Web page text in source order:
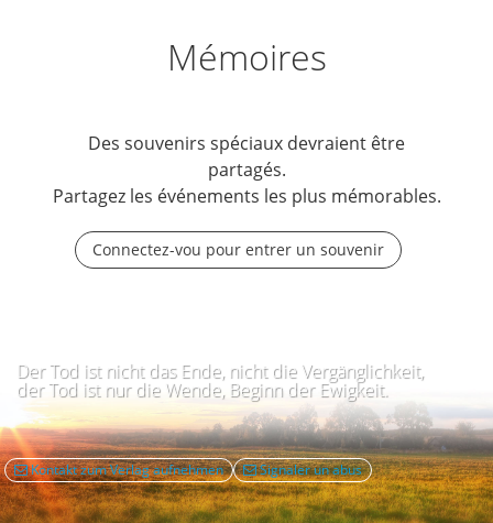
Mémoires
Des souvenirs spéciaux devraient être
partagés.
Partagez les événements les plus mémorables.
Connectez-vou pour entrer un souvenir
Der Tod ist nicht das Ende, nicht die Vergänglichkeit,
der Tod ist nur die Wende, Beginn der Ewigkeit.
Kontakt zum Verlag aufnehmen Signaler un abus